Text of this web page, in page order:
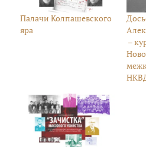
Палачи Колпашевского
яра
–